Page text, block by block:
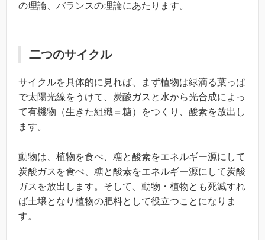
の理論、バランスの理論にあたります。
二つのサイクル
サイクルを具体的に見れば、まず植物は緑滴る葉っぱ
で太陽光線をうけて、炭酸ガスと水から光合成によっ
て有機物（生きた組織＝糖）をつくり、酸素を放出し
ます。
動物は、植物を食べ、糖と酸素をエネルギー源にして
炭酸ガスを食べ、糖と酸素をエネルギー源にして炭酸
ガスを放出します。そして、動物・植物とも死滅すれ
ば土壌となり植物の肥料として役立つことになりま
す。